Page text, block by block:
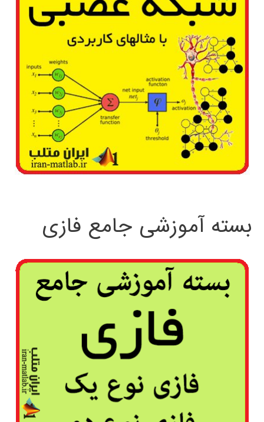
بسته آموزشی جامع فازی